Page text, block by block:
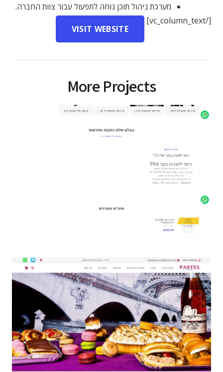
מערכת ניהול תוכן נוחה לתפעול עבור צוות החברה.
[/vc_column_text]
VISIT WEBSITE
More Projects